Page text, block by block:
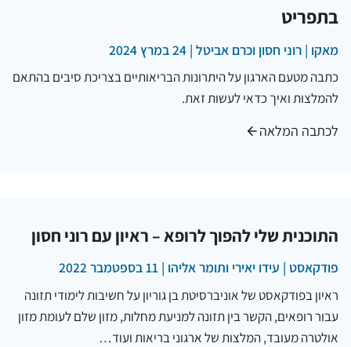
בתפריט
מאקו | רוני חסון וכרם אביטל | 24 במרץ 2024
כתבה מטעם הארגון על היתרונות הבריאותיים בצריכת סיבים בהתאם
להמלצות ואיך כדאי לעשות זאת.
לכתבה המלאה
התוכנית שלי להפוך לרופא – ראיון עם רוני חסון
פודקאסט | עידו יאירי ותומר אליהו | 11 בספטמבר 2022
ראיון בפודקאסט של אוניברסיטת בן גוריון על חשיבות לימודי תזונה
עבור רופאים, הקשר בין תזונה למניעת מחלות, מזון שלם לעומת מזון
אולטרה מעובד, המלצות של ארגוני בריאות ועוד…